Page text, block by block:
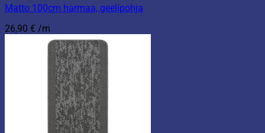
Matto 100cm harmaa, geelipohja
26,90 € /m